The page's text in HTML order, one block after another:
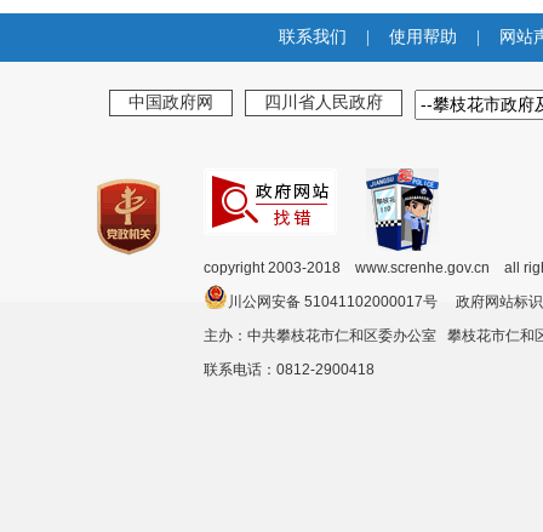
联系我们 使用帮助 网站
中国政府网 四川省人民政府
copyright 2003-2018 www.screnhe.gov.cn all
川公网安备 51041102000017号 政府网站
主办：中共攀枝花市仁和区委办公室 攀枝花市仁
联系电话：0812-2900418